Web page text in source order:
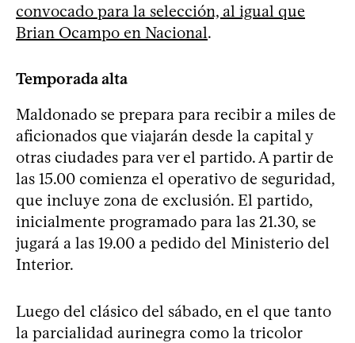
convocado para la selección, al igual que
Brian Ocampo en Nacional.
Temporada alta
Maldonado se prepara para recibir a miles de
aficionados que viajarán desde la capital y
otras ciudades para ver el partido. A partir de
las 15.00 comienza el operativo de seguridad,
que incluye zona de exclusión. El partido,
inicialmente programado para las 21.30, se
jugará a las 19.00 a pedido del Ministerio del
Interior.
Luego del clásico del sábado, en el que tanto
la parcialidad aurinegra como la tricolor